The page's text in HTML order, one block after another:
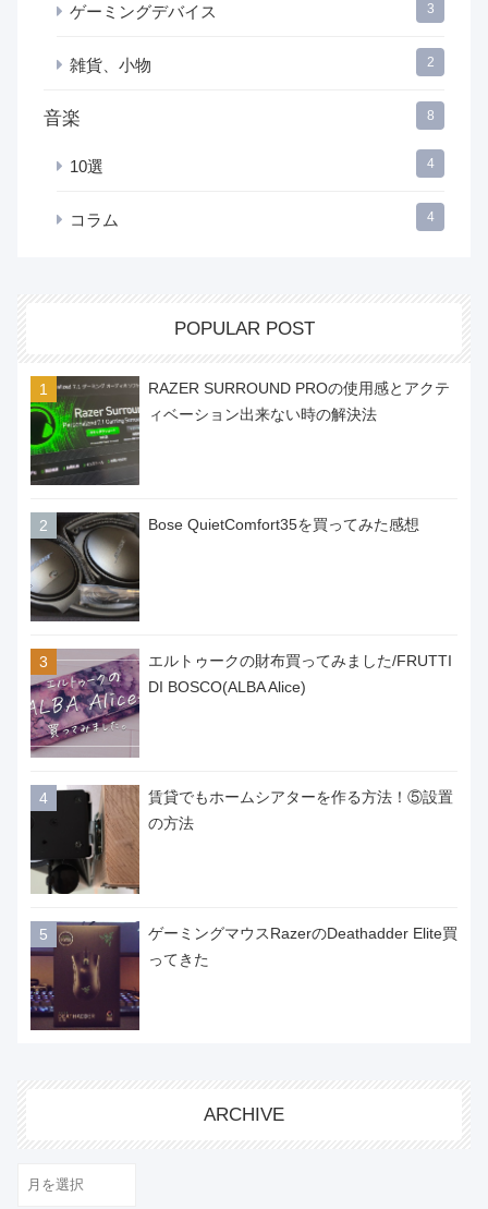
ゲーミングデバイス 3
雑貨、小物 2
音楽 8
10選 4
コラム 4
POPULAR POST
RAZER SURROUND PROの使用感とアクテ
ィベーション出来ない時の解決法
Bose QuietComfort35を買ってみた感想
エルトゥークの財布買ってみました/FRUTTI
DI BOSCO(ALBA Alice)
賃貸でもホームシアターを作る方法！⑤設置
の方法
ゲーミングマウスRazerのDeathadder Elite買
ってきた
ARCHIVE